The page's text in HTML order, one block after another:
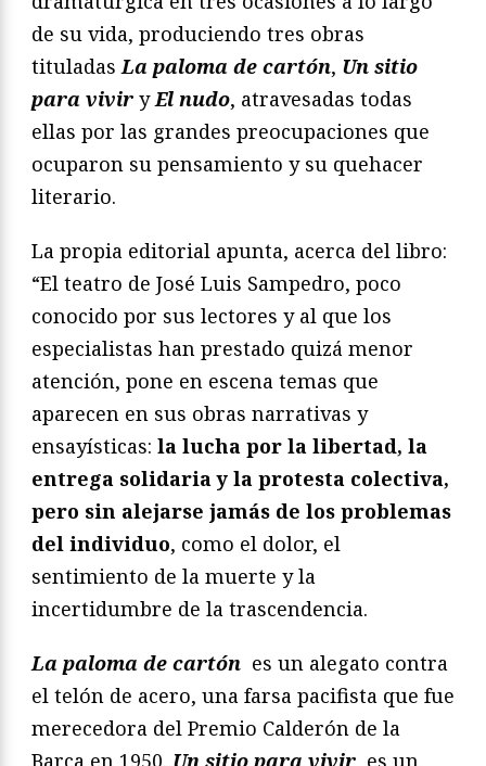
de su vida, produciendo tres obras
tituladasLa paloma de cartón, Un sitio
para vivir yEl nudo, atravesadas todas
ellas por las grandes preocupaciones que
ocuparon su pensamiento y su quehacer
literario.
La propia editorial apunta, acerca del libro:
“El teatro de José Luis Sampedro, poco
conocido por sus lectores y al que los
especialistas han prestado quizá menor
atención, pone en escena temas que
aparecen en sus obras narrativas y
ensayísticas: la lucha por la libertad, la
entrega solidaria y la protesta colectiva,
pero sin alejarse jamás de los problemas
del individuo, como el dolor, el
sentimiento de la muerte y la
incertidumbre de la trascendencia.
La paloma de cartón es un alegato contra
el telón de acero, una farsa pacifista que fue
merecedora del Premio Calderón de la
Barca en 1950. Un sitio para vivir es un